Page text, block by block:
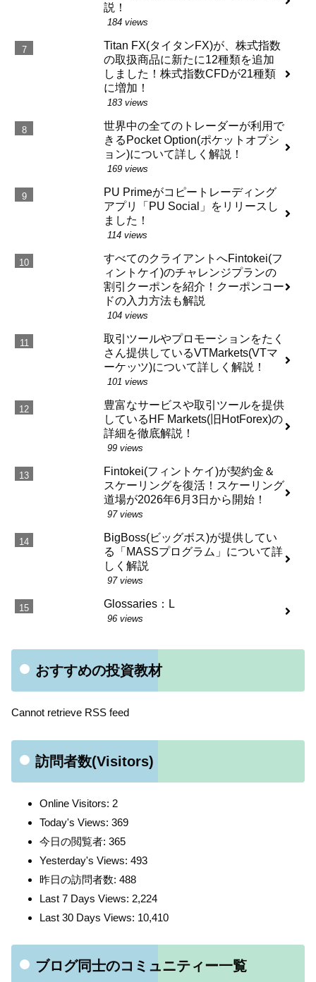
説！
184 views
Titan FX(タイタンFX)が、株式指数
の取扱商品に新たに12種類を追加
しました！株式指数CFDが21種類
に増加！
183 views
世界中の全てのトレーダーが利用で
きるPocket Option(ポケットオプシ
ョン)について詳しく解説！
169 views
PU Primeがコピートレーディング
アプリ「PU Social」をリリースし
ました！
114 views
すべてのクライアントへFintokei(フ
ィントケイ)のチャレンジプランの
割引クーポンを紹介！クーポンコー
ドの入力方法も解説
104 views
取引ツールやプロモーションをたく
さん提供しているVTMarkets(VTマ
ーケッツ)について詳しく解説！
101 views
豊富なサービスや取引ツールを提供
しているHF Markets(旧HotForex)の
詳細を徹底解説！
99 views
Fintokei(フィントケイ)が契約金＆
スケーリングを復活！スケーリング
道場が2026年6月3日から開始！
97 views
BigBoss(ビッグボス)が提供してい
る「MASSプログラム」について詳
しく解説
97 views
Glossaries：L
96 views
おすすめの投資教材
Cannot retrieve RSS feed
訪問者数(Visitors)
Online Visitors: 2
Today's Views: 369
今日の閲覧者: 365
Yesterday's Views: 493
昨日の訪問者数: 488
Last 7 Days Views: 2,224
Last 30 Days Views: 10,410
ブログ同士のコミュニティー一覧